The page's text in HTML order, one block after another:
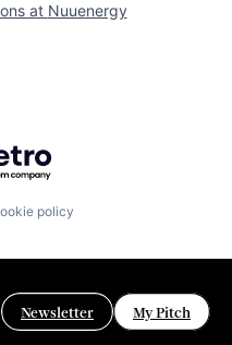
at Nuuenergy
Getro.com
policy
Newsletter My Pitch